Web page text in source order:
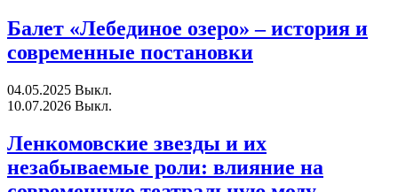
Балет «Лебединое озеро» – история и
современные постановки
04.05.2025 Выкл.
10.07.2026 Выкл.
Ленкомовские звезды и их
незабываемые роли: влияние на